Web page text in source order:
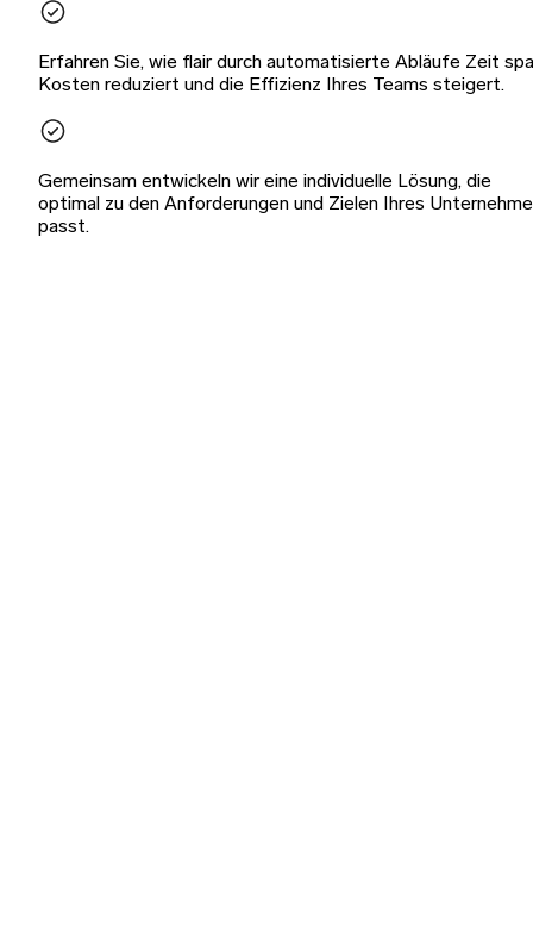
Erfahren Sie, wie flair durch automatisierte Abläufe Zeit
Kosten reduziert und die Effizienz Ihres Teams steigert.
Gemeinsam entwickeln wir eine individuelle Lösung, die
optimal zu den Anforderungen und Zielen Ihres
passt.